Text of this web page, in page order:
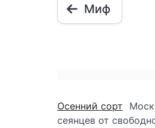
Миф
Осенний сорт
сеянцев от